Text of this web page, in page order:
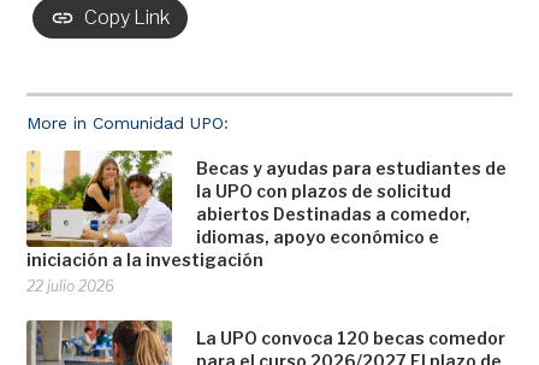
More in Comunidad UPO:
Becas y ayudas para estudiantes de
la UPO con plazos de solicitud
abiertos Destinadas a comedor,
idiomas, apoyo económico e
iniciación a la investigación
22 julio 2026
La UPO convoca 120 becas comedor
Copy Link